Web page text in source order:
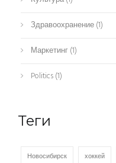
Здравоохранение(1)
Маркетинг(1)
Politics(1)
Теги
Новосибирск хоккей